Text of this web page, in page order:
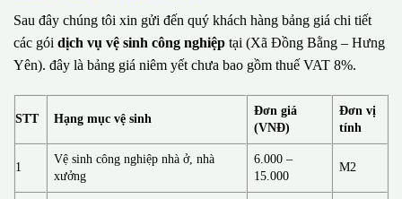
Sau đây chúng tôi xin gửi đến quý khách hàng bảng giá chi tiết
các gói dịch vụ vệ sinh công nghiệp tại (Xã Đồng Bằng – Hưng
Yên). đây là bảng giá niêm yết chưa bao gồm thuế VAT 8%.
STT Hạng mục vệ sinh
Đơn giá
(VNĐ)
Đơn vị
tính
1
Vệ sinh công nghiệp nhà ở, nhà
xưởng
6.000 –
15.000
M2